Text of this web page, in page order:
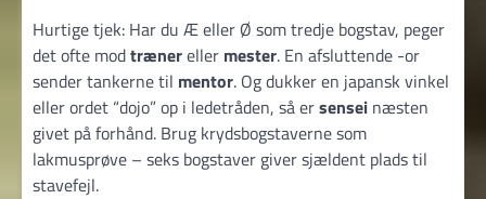
Hurtige tjek: Har du Æ eller Ø som tredje bogstav, peger
det ofte modtrænereller mester. En afsluttende ­-or
sender tankerne til mentor. Og dukker en japansk vinkel
eller ordet “dojo” op i ledetråden, så ersensei næsten
givet på forhånd. Brug krydsbogstaverne som
lakmusprøve – seks bogstaver giver sjældent plads til
stavefejl.